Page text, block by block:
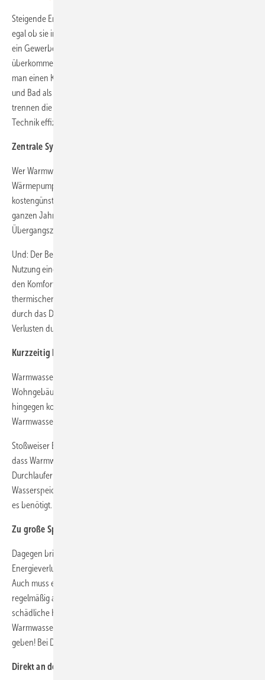
Steigende Energiekosten machen immer mehr Menschen zu schaffen,
egal ob sie in ihrem eigenen Heim wohnen, ob sie Mieter sind oder
ein Gewerbe betreiben. Ein Grund für hohe Kosten sind
überkommene Versorgungskonzepte in der Haustechnik. Früher baute
man einen Kessel ins Haus, der sowohl das Warmwasser für Küche
und Bad als auch die Heizkörper versorgte. Moderne Konzepte
trennen die beiden Systeme. Aus gutem Grund: Nur dann kann die
Technik effizient arbeiten.
Zentrale Systeme sind (fast) immer zu groß!
Wer Warmwasser und Heizwärme mit einem Kessel oder einer
Wärmepumpe erzeugt, kann sein Gebäude niemals effizient oder
kostengünstig versorgen. Der Grund: Warmwasser wird während des
ganzen Jahres benötigt, Heizwärme nur in den kalten Monaten der
Übergangszeit und der Heizperiode.
Und: Der Bedarf an Warmwasser hängt von der Anzahl und der
Nutzung eines Gebäudes ab, von den Ansprüchen seiner Nutzer an
den Komfort. Der Bedarf an Heizwärme hingegen hängt von der
thermischen Qualität des Gebäudes ab, also von den Wärmeverlusten
durch das Dach, den Keller und die Außenwände sowie von den
Verlusten durch Lüftung.
Kurzzeitig hohe Leistung mit kleinen Speichern!
Warmwasser wird meist stoßweise benötigt, vor allem in
Wohngebäuden, in Hotels oder Kliniken (Desinfektion). Bürogebäude
hingegen kommen meist mit einer kleinen Teeküche aus, in der
Warmwasser mit elektrischen Boilern erhitzt werden kann.
Stoßweiser Bedarf – etwa ein Vollbad oder eine Dusche – bedeutet,
dass Warmwasser lieber durch einen leistungsfähigen
Durchlauferhitzer, Boiler oder eine spezielle Wärmepumpe mit kleinem
Wasserspeicher erzeugt wird. Es wird genau dann erhitzt, wenn man
es benötigt.
Zu große Speicher fressen Energie!
Dagegen bringt die lange Speicherung von Warmwasser erhebliche
Energieverluste in den Speichertanks und der Verrohrung mit sich.
Auch muss ein Warmwasserspeicher mit mehr als drei Litern Inhalt
regelmäßig auf mehr als 65 Grad Celsius erhitzt werden, damit
schädliche Keime und Mikroben abgetötet werden. Denn
Warmwasser ist Trinkwasser – bei der Hygiene darf es keine Abstriche
geben! Bei Durchlauferhitzern sind solche Sorgen überflüssig.
Direkt an der Zapfstelle erwärmen!